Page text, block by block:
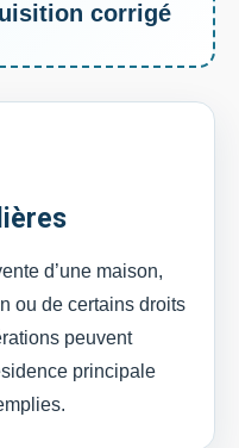
corrigé
d’une maison,
ou de certains droits
peuvent
principale